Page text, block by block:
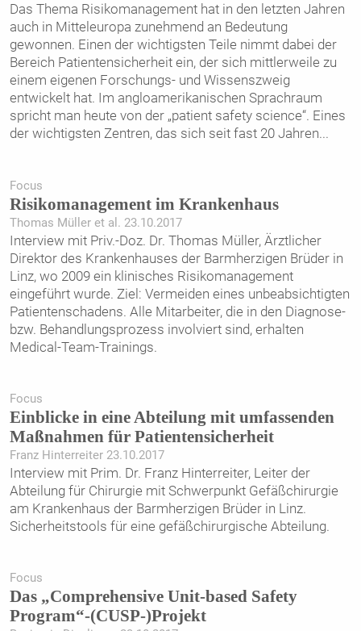
Das Thema Risikomanagement hat in den letzten Jahren
auch in Mitteleuropa zunehmend an Bedeutung
gewonnen. Einen der wichtigsten Teile nimmt dabei der
Bereich Patientensicherheit ein, der sich mittlerweile zu
einem eigenen Forschungs- und Wissenszweig
entwickelt hat. Im angloamerikanischen Sprachraum
spricht man heute von der „patient safety science“. Eines
der wichtigsten Zentren, das sich seit fast 20 Jahren...
Focus
Risikomanagement im Krankenhaus
Thomas Müller et al. 23.10.2017
Interview mit Priv.-Doz. Dr. Thomas Müller, Ärztlicher
Direktor des Krankenhauses der Barmherzigen Brüder in
Linz, wo 2009 ein klinisches Risikomanagement
eingeführt wurde. Ziel: Vermeiden eines unbeabsichtigten
Patientenschadens. Alle Mitarbeiter, die in den Diagnose-
bzw. Behandlungsprozess involviert sind, erhalten
Medical-Team-Trainings.
Focus
Einblicke in eine Abteilung mit umfassenden
Maßnahmen für Patientensicherheit
Franz Hinterreiter 23.10.2017
Interview mit Prim. Dr. Franz Hinterreiter, Leiter der
Abteilung für Chirurgie mit Schwerpunkt Gefäßchirurgie
am Krankenhaus der Barmherzigen Brüder in Linz.
Sicherheitstools für eine gefäßchirurgische Abteilung.
Focus
Das „Comprehensive Unit-based Safety
Program“-(CUSP-)Projekt